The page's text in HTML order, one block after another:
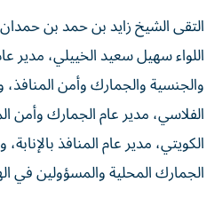
التقى الشيخ زايد بن حمد بن حمدان
اللواء سهيل سعيد الخييلي، مدير
والجنسية والجمارك وأمن
الفلاسي، مدير عام الجمارك وأمن
الكويتي، مدير عام المنافذ
الجمارك المحلية والمسؤولين في